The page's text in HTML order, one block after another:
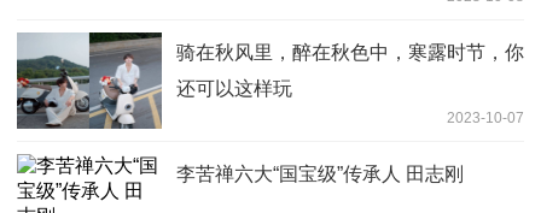
骑在秋风里，醉在秋色中，寒露时节，你
还可以这样玩
2023-10-07
李苦禅六大“国宝级”传承人 田志刚